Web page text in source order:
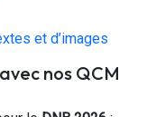
et d’images
nos QCM